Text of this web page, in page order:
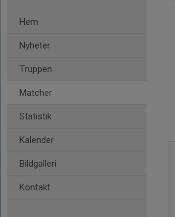
Hem
Nyheter
Truppen
Matcher
Statistik
Kalender
Bildgalleri
Kontakt